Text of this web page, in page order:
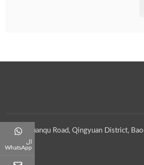
No.32 Yuanqu Road, Qingyuan District,
ال
WhatsApp